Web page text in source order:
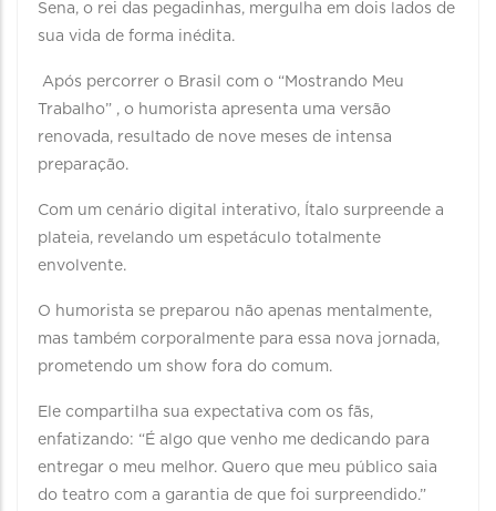
Sena, o rei das pegadinhas, mergulha em dois lados de
sua vida de forma inédita.
Após percorrer o Brasil com o “Mostrando Meu
Trabalho” , o humorista apresenta uma versão
renovada, resultado de nove meses de intensa
preparação.
Com um cenário digital interativo, Ítalo surpreende a
plateia, revelando um espetáculo totalmente
envolvente.
O humorista se preparou não apenas mentalmente,
mas também corporalmente para essa nova jornada,
prometendo um show fora do comum.
Ele compartilha sua expectativa com os fãs,
enfatizando: “É algo que venho me dedicando para
entregar o meu melhor. Quero que meu público saia
do teatro com a garantia de que foi surpreendido.”